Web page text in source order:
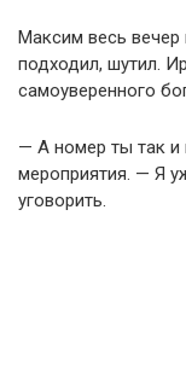
Максим весь
подходил, шутил.
самоуверенного
— А номер ты так и
мероприятия. — Я
уговорить.